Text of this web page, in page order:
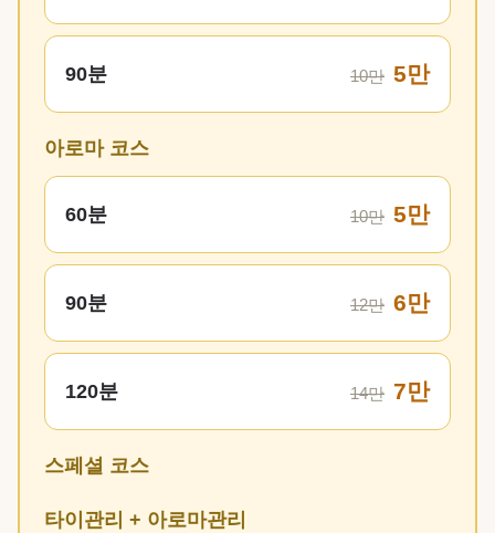
90분 10만 5만
아로마 코스
60분 10만 5만
90분 12만 6만
120분 14만 7만
스페셜 코스
타이관리 + 아로마관리